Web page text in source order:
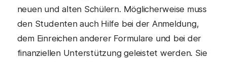
neuen und alten Schülern. Möglicherweise muss
den Studenten auch Hilfe bei der Anmeldung,
dem Einreichen anderer Formulare und bei der
finanziellen Unterstützung geleistet werden. Sie